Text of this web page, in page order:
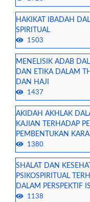
HAKIKAT IBADAH
SPIRITUAL
1503
MENELISIK ADAB
DAN ETIKA DALAM
DAN HAJI
1437
AKIDAH AKHLAK
KAJIAN TERHADAP
PEMBENTUKAN
1380
SHALAT DAN
PSIKOSPIRITUAL
DALAM PERSPEKTIF
1138